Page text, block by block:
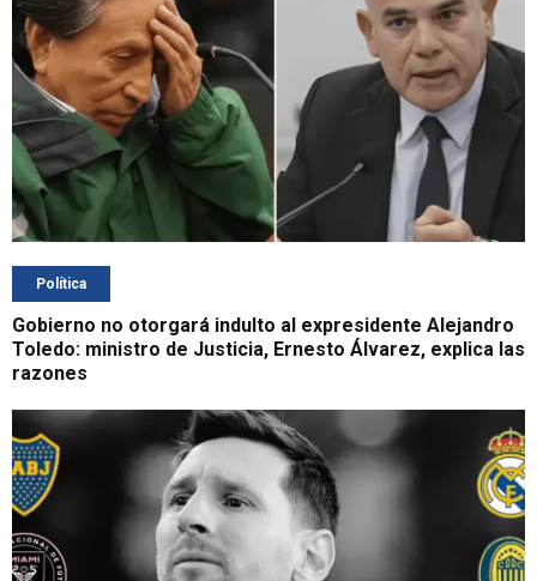
Política
Gobierno no otorgará indulto al expresidente Alejandro
Toledo: ministro de Justicia, Ernesto Álvarez, explica las
razones